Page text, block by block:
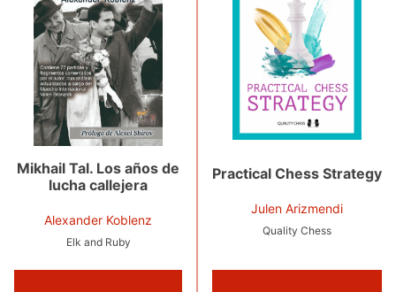
Mikhail Tal. Los años de
lucha callejera
Alexander Koblenz
Elk and Ruby
Practical Chess Strategy
Julen Arizmendi
Quality Chess